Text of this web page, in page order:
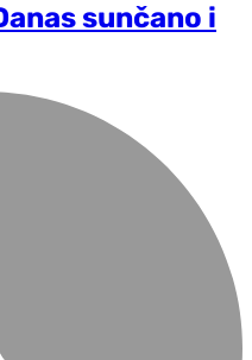
sunčano i